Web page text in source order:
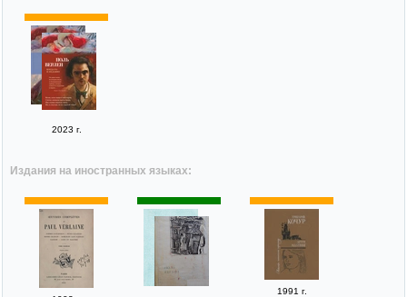
2023 г.
Издания на иностранных языках:
1991 г.